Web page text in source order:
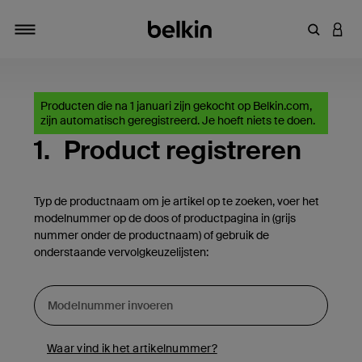
Producten die na 1 januari zijn gekocht op Belkin.com,
zijn automatisch geregistreerd. Je hoeft niets te doen.
1. Product registreren
Typ de productnaam om je artikel op te zoeken, voer het
modelnummer op de doos of productpagina in (grijs
nummer onder de productnaam) of gebruik de
onderstaande vervolgkeuzelijsten:
Waar vind ik het artikelnummer?